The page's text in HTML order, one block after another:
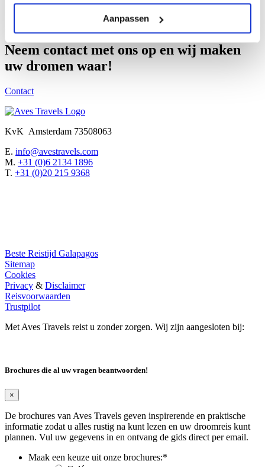
Aanpassen
Terug naar overzicht
Wilt u reizen met de Galapagos Sky?
Neem contact met ons op en wij maken
uw dromen waar!
Contact
KvK Amsterdam 73508063
E. info@avestravels.com
M. +31 (0)6 2134 1896
T. +31 (0)20 215 9368
Beste Reistijd Galapagos
Sitemap
Cookies
Privacy & Disclaimer
Reisvoorwaarden
Trustpilot
Met Aves Travels reist u zonder zorgen. Wij zijn aangesloten bij:
Brochures die al uw vragen beantwoorden!
×
De brochures van Aves Travels geven inspirerende en praktische
informatie zodat u alles rustig na kunt lezen en uw droomreis kunt
plannen. Vul uw gegevens in en ontvang de gids direct per email.
Maak een keuze uit onze brochures:*